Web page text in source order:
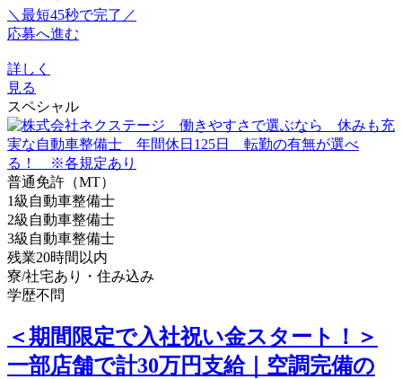
＼最短45秒で完了／
応募へ進む
詳しく
見る
スペシャル
普通免許（MT）
1級自動車整備士
2級自動車整備士
3級自動車整備士
残業20時間以内
寮/社宅あり・住み込み
学歴不問
＜期間限定で入社祝い金スタート！＞
一部店舗で計30万円支給｜空調完備の